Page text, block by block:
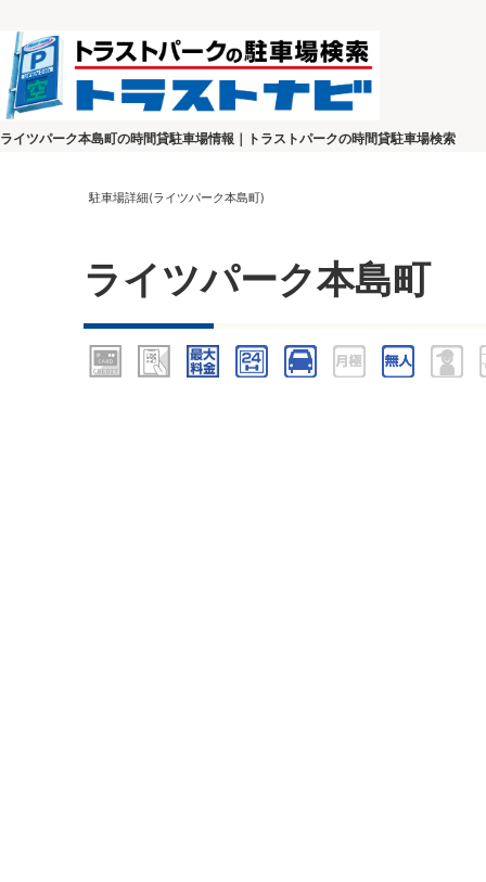
ライツパーク本島町の時間貸駐車場情報｜トラストパークの時間貸駐車場検索
駐車場詳細(ライツパーク本島町)
ライツパーク本島町